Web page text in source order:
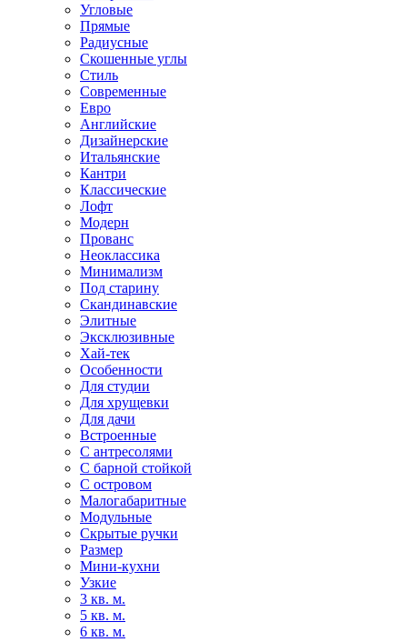
Угловые
Прямые
Радиусные
Скошенные углы
Стиль
Современные
Евро
Английские
Дизайнерские
Итальянские
Кантри
Классические
Лофт
Модерн
Прованс
Неоклассика
Минимализм
Под старину
Скандинавские
Элитные
Эксклюзивные
Хай-тек
Особенности
Для студии
Для хрущевки
Для дачи
Встроенные
С антресолями
С барной стойкой
С островом
Малогабаритные
Модульные
Скрытые ручки
Размер
Мини-кухни
Узкие
3 кв. м.
5 кв. м.
6 кв. м.